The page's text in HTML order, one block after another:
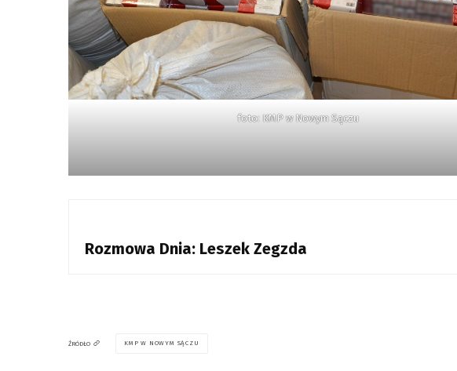
foto: KMP w Nowym Sączu
Rozmowa Dnia: Leszek Zegzda
ŹRÓDŁO KMP W NOWYM SĄCZU